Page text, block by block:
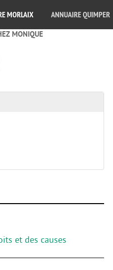
MORLAIX ANNUAIRE QUIMPER
MONIQUE
et des causes